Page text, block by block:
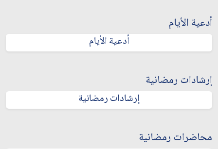
أدعية الأيام
أدعية الأيام
إرشادات رمضانية
إرشادات رمضانية
محاضرات رمضانية